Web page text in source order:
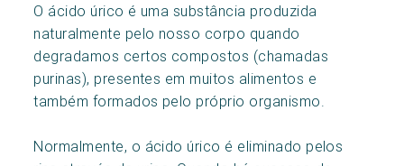
O ácido úrico é uma substância produzida
naturalmente pelo nosso corpo quando
degradamos certos compostos (chamadas
purinas), presentes em muitos alimentos e
também formados pelo próprio organismo.
Normalmente, o ácido úrico é eliminado pelos